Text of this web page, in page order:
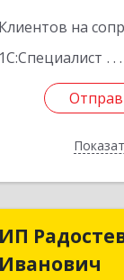
Клиентов на
1С:Специалист
ИП
Иванович
ИП